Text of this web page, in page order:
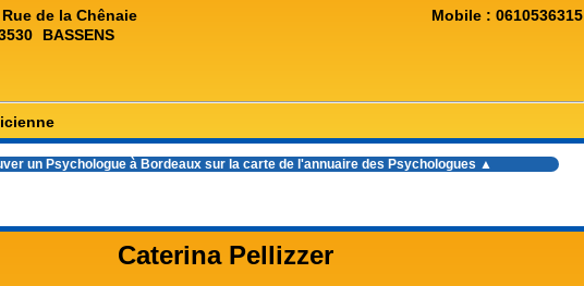
de la Chênaie
BASSENS
Mobile : 0610536315
un Psychologue à Bordeauxsur la carte de l'annuaire des Psychologues ▲
Caterina Pellizzer